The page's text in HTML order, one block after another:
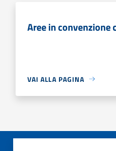
Aree in convenzione
VAI ALLA PAGINA